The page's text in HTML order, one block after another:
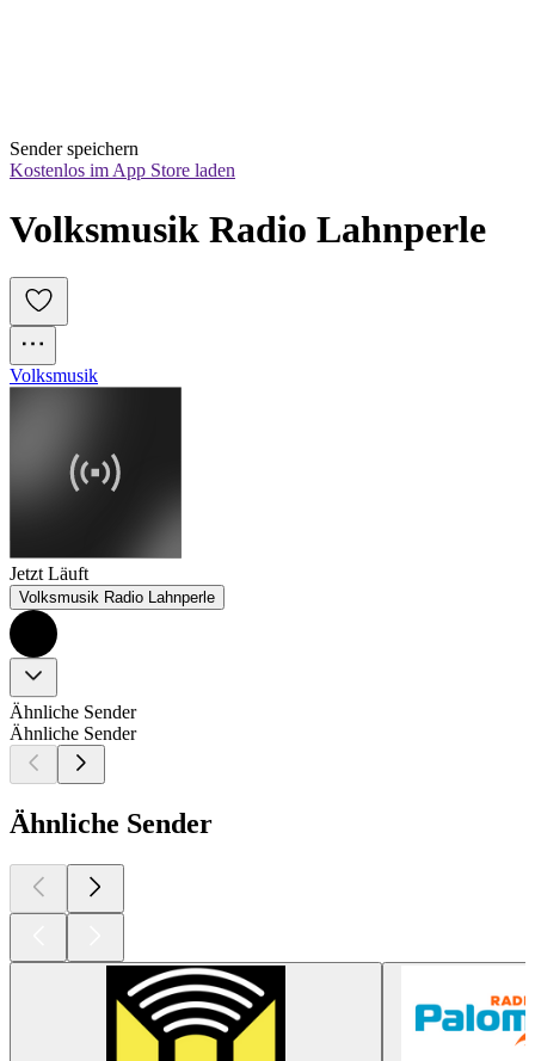
Sender speichern
Kostenlos im App Store laden
Volksmusik Radio Lahnperle
Volksmusik
Jetzt Läuft
Volksmusik Radio Lahnperle
Ähnliche Sender
Ähnliche Sender
Ähnliche Sender